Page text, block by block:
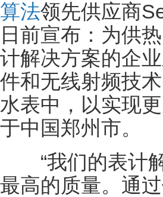
算法领先供应商
日前宣布：为供
计解决方案的企
件和无线射频技
水表中，以实现
于中国郑州市。
“我们的表计解
最高的质量。通